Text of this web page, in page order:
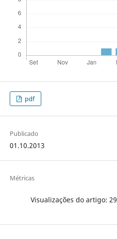
pdf
Publicado
01.10.2013
Métricas
Visualizações do artigo: 29